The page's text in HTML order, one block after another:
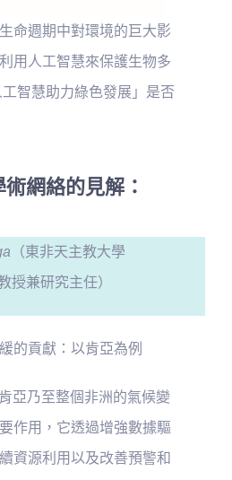
命週期中對環境的巨大影
用人工智慧來保護生物多
智慧助力綠色發展」是否
網絡的見解：
（東非天主教大學
授兼研究主任）
的貢獻：以肯亞為例
亞乃至整個非洲的氣候變
作用，它透過增強數據驅
資源利用以及改善預警和